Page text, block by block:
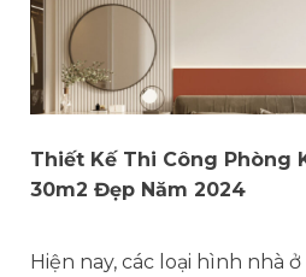
Thiết Kế Thi Công Phòng
30m2 Đẹp Năm 2024
Hiện nay, các loại hình nhà